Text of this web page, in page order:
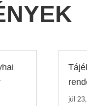
júl